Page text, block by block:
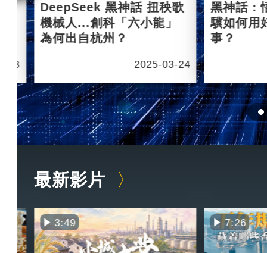
03
DeepSeek 黑神話 扭秧歌
機械人...創科「六小龍」
為何出自杭州？
2025-03-24
黑神話：
驥如何用
事？
最新影片
3:49 7:26